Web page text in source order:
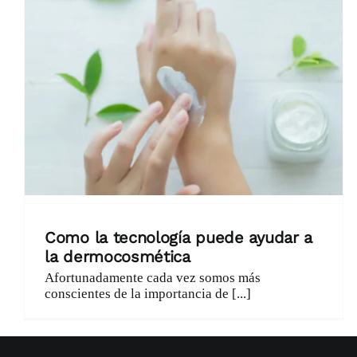
Como la tecnología puede ayudar a
la dermocosmética
Afortunadamente cada vez somos más
conscientes de la importancia de [...]